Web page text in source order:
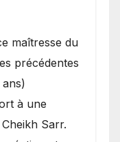
maîtresse du
précédentes
à une
Sarr.